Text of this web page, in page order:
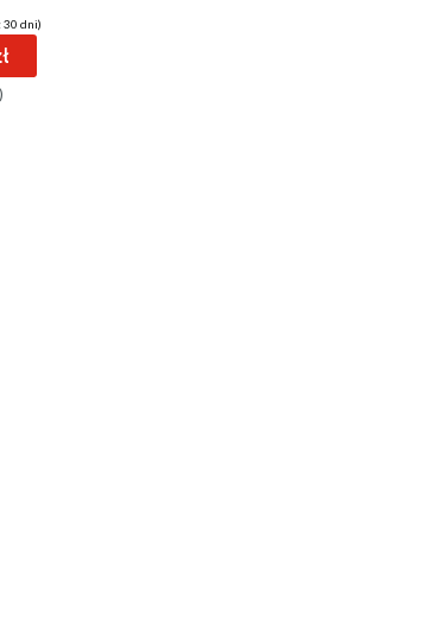
30 dni)